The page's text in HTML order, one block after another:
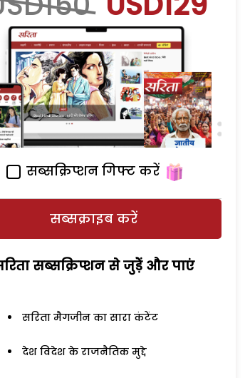
सब्सक्रिप्शन गिफ्ट करें
सब्सक्राइब करें
सब्सक्रिप्शन से जुड़ेें और पाएं
सरिता मैगजीन का सारा कंटेंट
देश विदेश के राजनैतिक मुद्दे